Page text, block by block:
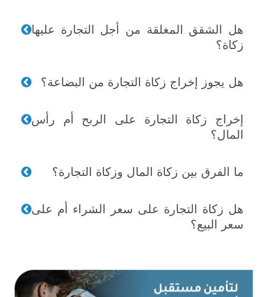
هل الشقق المغلقة من أجل التجارة عليها
زكاة؟
هل يجوز إخراج زكاة التجارة من البضاعة؟
إخراج زكاة التجارة على الربح أم رأس
المال؟
ما الفرق بين زكاة المال وزكاة التجارة؟
هل زكاة التجارة على سعر الشراء أم على
سعر البيع؟